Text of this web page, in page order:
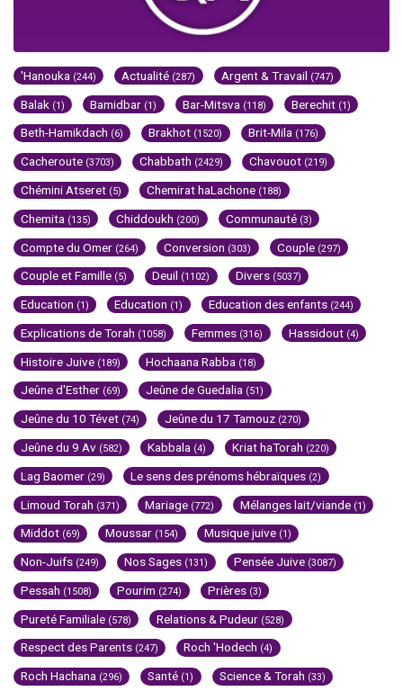
'Hanouka (244) Actualité (287) Argent & Travail (747)
Balak (1) Bamidbar (1) Bar-Mitsva (118) Berechit (1)
Beth-Hamikdach (6) Brakhot (1520) Brit-Mila (176)
Cacheroute (3703) Chabbath (2429) Chavouot (219)
Chémini Atseret (5) Chemirat haLachone (188)
Chemita (135) Chiddoukh (200) Communauté (3)
Compte du Omer (264) Conversion (303) Couple (297)
Couple et Famille (5) Deuil (1102) Divers (5037)
Education (1) Education (1) Education des enfants (244)
Explications de Torah (1058) Femmes (316) Hassidout (4)
Histoire Juive (189) Hochaana Rabba (18)
Jeûne d'Esther (69) Jeûne de Guedalia (51)
Jeûne du 10 Tévet (74) Jeûne du 17 Tamouz (270)
Jeûne du 9 Av (582) Kabbala (4) Kriat haTorah (220)
Lag Baomer (29) Le sens des prénoms hébraïques (2)
Limoud Torah (371) Mariage (772) Mélanges lait/viande (1)
Middot (69) Moussar (154) Musique juive (1)
Non-Juifs (249) Nos Sages (131) Pensée Juive (3087)
Pessah (1508) Pourim (274) Prières (3)
Pureté Familiale (578) Relations & Pudeur (528)
Respect des Parents (247) Roch 'Hodech (4)
Roch Hachana (296) Santé (1) Science & Torah (33)